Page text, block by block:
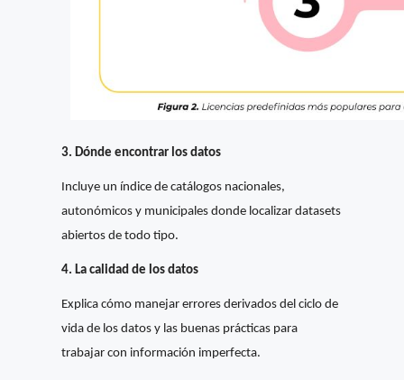
3. Dónde encontrar los datos
Incluye un índice de catálogos nacionales,
autonómicos y municipales donde localizar datasets
abiertos de todo tipo.
4. La calidad de los datos
Explica cómo manejar errores derivados del ciclo de
vida de los datos y las buenas prácticas para
trabajar con información imperfecta.